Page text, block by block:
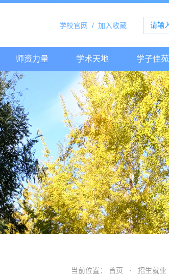
学校官网 / 加入收藏
师资力量 学术天地 学子佳苑
当前位置： 首页 · 招生就业